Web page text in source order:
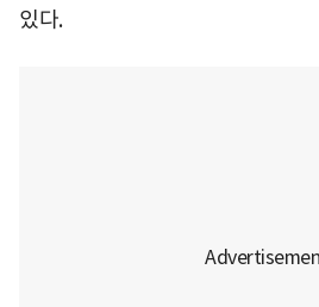
있다.